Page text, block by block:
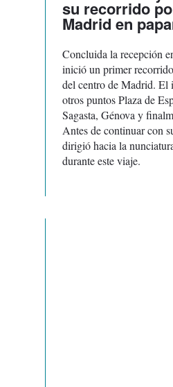
su recorrido
Madrid en
Concluida la recepción
inició un primer
del centro de Madrid. El
otros puntos Plaza de
Sagasta, Génova y
Antes de continuar con
dirigió hacia la
durante este viaje.